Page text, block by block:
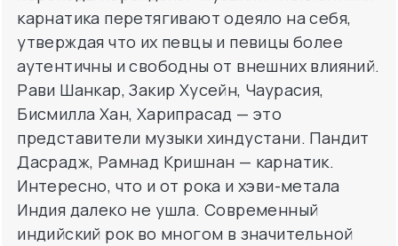
карнатика перетягивают одеяло на себя,
утверждая что их певцы и певицы более
аутентичны и свободны от внешних влияний.
Рави Шанкар, Закир Хусейн, Чаурасия,
Бисмилла Хан, Харипрасад — это
представители музыки хиндустани. Пандит
Дасрадж, Рамнад Кришнан — карнатик.
Интересно, что и от рока и хэви-метала
Индия далеко не ушла. Современный
индийский рок во многом в значительной